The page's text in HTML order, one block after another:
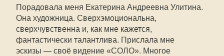
Порадовала меня Екатерина Андреевна Улитина.
Она художница. Сверхэмоциональна,
сверхчувственна и, как мне кажется,
фантастически талантлива. Прислала мне
эскизы — своё видение «СОЛО». Многое